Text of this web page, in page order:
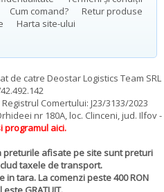
Cum comand?
Retur produse
Harta site-ului
de catre Deostar Logistics Team SRL
Comertului: J23/3133/2023
nr 180A, loc. Clinceni, jud. Ilfov -
programul aici.
preturile afisate pe site sunt preturi
taxele de transport.
in tara. La comenzi peste 400 RON